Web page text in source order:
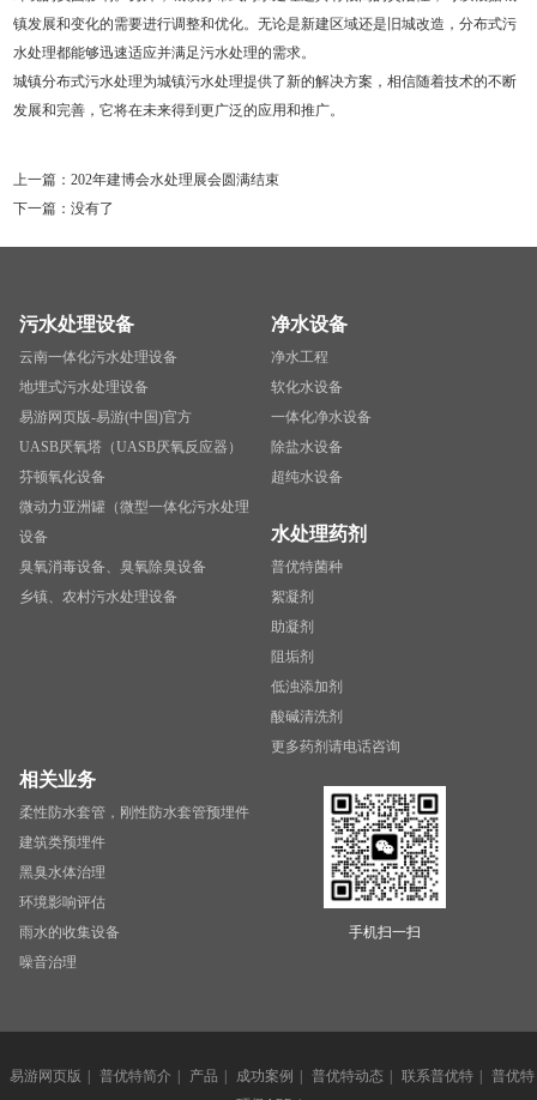
镇发展和变化的需要进行调整和优化。无论是新建区域还是旧城改造，分布式污
水处理都能够迅速适应并满足污水处理的需求。
城镇分布式污水处理为城镇污水处理提供了新的解决方案，相信随着技术的不断
发展和完善，它将在未来得到更广泛的应用和推广。
上一篇：202年建博会水处理展会圆满结束
下一篇：没有了
污水处理设备
云南一体化污水处理设备
地埋式污水处理设备
易游网页版-易游(中国)官方
UASB厌氧塔（UASB厌氧反应器）
芬顿氧化设备
微动力亚洲罐（微型一体化污水处理
设备
臭氧消毒设备、臭氧除臭设备
乡镇、农村污水处理设备
净水设备
净水工程
软化水设备
一体化净水设备
除盐水设备
超纯水设备
水处理药剂
普优特菌种
絮凝剂
助凝剂
阻垢剂
低浊添加剂
酸碱清洗剂
更多药剂请电话咨询
相关业务
柔性防水套管，刚性防水套管预埋件
建筑类预埋件
黑臭水体治理
环境影响评估
雨水的收集设备
噪音治理
手机扫一扫
易游网页版 | 普优特简介 | 产品 | 成功案例 | 普优特动态 | 联系普优特 | 普优特